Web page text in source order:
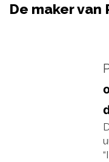
De maker